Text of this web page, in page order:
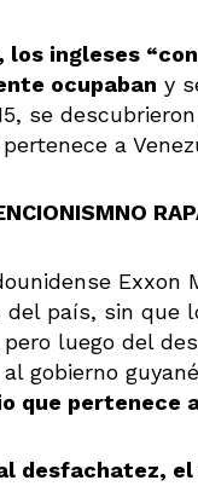
los ingleses
ocupaban y
se
a
Exxon
del país, sin que
pero luego del
gobierno
que pertenece
desfachatez,